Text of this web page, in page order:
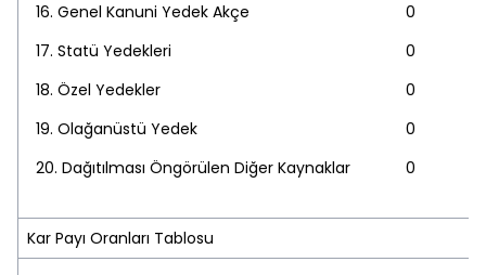
16. Genel Kanuni Yedek Akçe
0
17. Statü Yedekleri
0
18. Özel Yedekler
0
19. Olağanüstü Yedek
0
20. Dağıtılması Öngörülen Diğer Kaynaklar
0
Kar Payı Oranları Tablosu